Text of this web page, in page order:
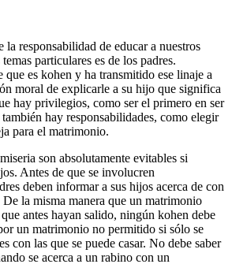
la responsabilidad de educar a nuestros
particulares es de los padres.
que es kohen y ha transmitido ese linaje a
moral de explicarle a su hijo que significa
hay privilegios, como ser el primero en ser
hay responsabilidades, como elegir
para el matrimonio.
son absolutamente evitables si
Antes de que se involucren
deben informar a sus hijos acerca de con
la misma manera que un matrimonio
antes hayan salido, ningún kohen debe
un matrimonio no permitido si sólo se
con las que se puede casar. No debe saber
se acerca a un rabino con un